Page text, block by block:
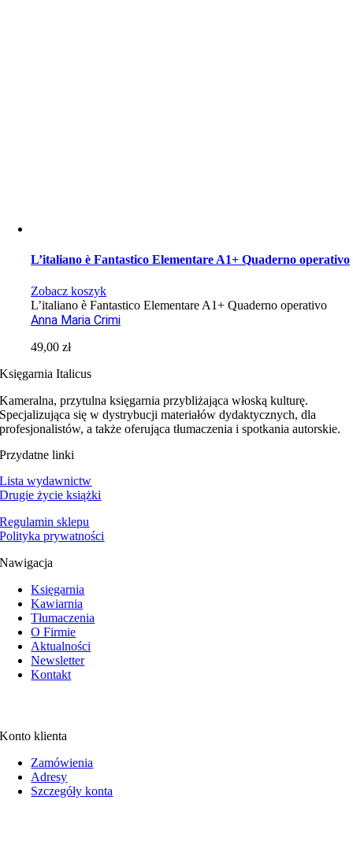
L’italiano è Fantastico Elementare A1+ Quaderno operativo
Zobacz koszyk
L’italiano è Fantastico Elementare A1+ Quaderno operativo
Anna Maria Crimi
49,00zł
Księgarnia Italicus
Kameralna, przytulna księgarnia przybliżająca włoską kulturę.
Specjalizująca się w dystrybucji materiałów dydaktycznych, dla
profesjonalistów, a także oferująca tłumaczenia i spotkania autorskie.
Przydatne linki
Lista wydawnictw
Drugie życie książki
Regulamin sklepu
Polityka prywatności
Nawigacja
Księgarnia
Kawiarnia
Tłumaczenia
O Firmie
Aktualności
Newsletter
Kontakt
Konto klienta
Zamówienia
Adresy
Szczegóły konta